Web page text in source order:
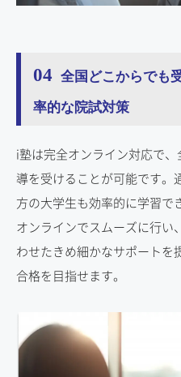
04 全国どこからでも
率的な院試対策
i塾は完全オンライン対応で
導を受けることが可能です。
方の大学生も効率的に学習で
オンラインでスムーズに行い
わせたきめ細かなサポートを
合格を目指せます。